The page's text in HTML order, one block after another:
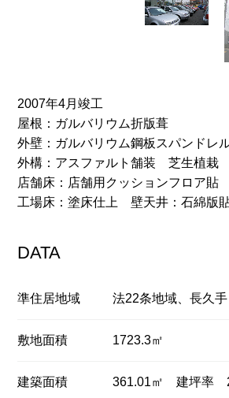
2007年4月竣工
屋根：ガルバリウム折版葺
外壁：ガルバリウム鋼板スパンドレ
外構：アスファルト舗装 芝生植栽
店舗床：店舗用クッションフロア
工場床：塗床仕上 壁天井：石綿版
DATA
準住居地域 法22条地域、長久
敷地面積 1723.3㎡
建築面積 361.01㎡ 建坪率